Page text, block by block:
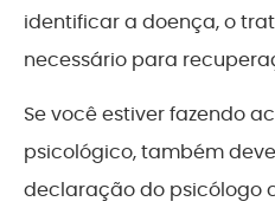
identificar a doença, o
necessário para
Se você estiver fazendo
psicológico, também
declaração do psicólogo